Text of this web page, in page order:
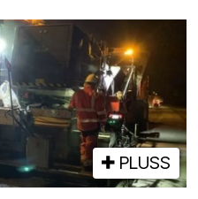
PLUSS